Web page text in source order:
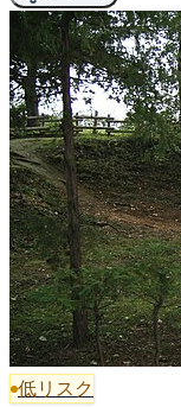
低リスク